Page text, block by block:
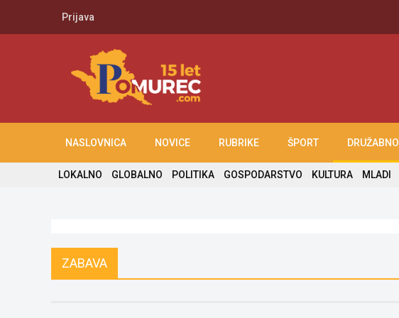
Prijava
NASLOVNICA NOVICE RUBRIKE ŠPORT DRUŽABNO
LOKALNO GLOBALNO POLITIKA GOSPODARSTVO KULTURA MLADI
ZABAVA